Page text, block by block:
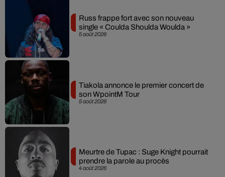
5 août 2026
Russ frappe fort avec son nouveau
single « Coulda Shoulda Woulda »
5 août 2026
Tiakola annonce le premier concert de
son WpointM Tour
4 août 2026
Meurtre de Tupac : Suge Knight pourrait
prendre la parole au procès